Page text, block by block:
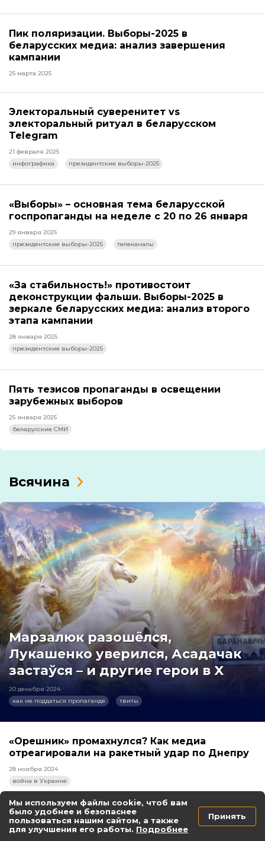
Пик поляризации. Выборы-2025 в
беларусских медиа: анализ завершения
кампании
25 марта 2025
Электоральный суверенитет vs
электоральный ритуал в беларусском
Telegram
21 февраля 2025
инфографика
президентские выборы-2025
«Выборы» – основная тема беларусской
госпропаганды на неделе с 20 по 26 января
29 января 2025
президентские выборы-2025
телеканалы
«За стабильность!» противостоит
деконструкции фальши. Выборы-2025 в
зеркале беларусских медиа: анализ второго
этапа кампании
28 января 2025
президентские выборы-2025
Пять тезисов пропаганды в освещении
зарубежных выборов
25 января 2025
беларусские СМИ
Всячина
Марзалюк разошёлся,
Лукашенко уверился, Асадачак
застаўся – и другие герои в X
20 декабря 2024
как не поддаться пропаганде
твиты
«Орешник» промахнулся? Как медиа
отреагировали на ракетный удар по Днепру
28 ноября 2024
война в Украине
Как отвечают госСМИ на разрешение
Украине бить ATACMS по РФ
Мы используем файлы cookie, чтоб вам
было удобнее и безопаснее
пользоваться нашим сайтом, а также
для улучшения его работы. Подробнее
Принять